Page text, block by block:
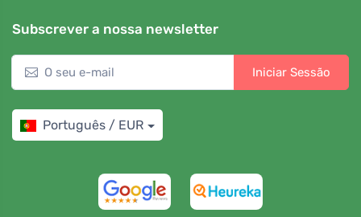
Subscrever a nossa newsletter
Iniciar Sessão
Português / EUR